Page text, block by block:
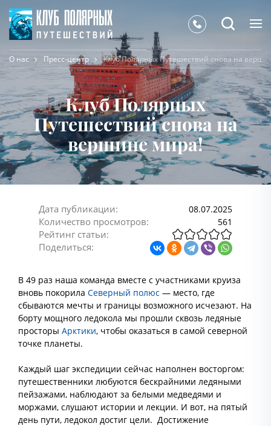
О нас Пресс-центр Клуб Полярных Путешествий снова на
Клуб Полярных
Путешествий снова на
вершине мира!
Дата публикации: 08.07.2025
Количество просмотров: 561
Рейтинг статьи:
Поделиться:
В 49 раз наша команда вместе с участниками круиза
вновь покорила Северный полюс — место, где
сбываются мечты и границы возможного исчезают. На
борту мощного ледокола мы прошли сквозь ледяные
просторы Арктики, чтобы оказаться в самой северной
точке планеты.
Каждый шаг экспедиции сейчас наполнен восторгом:
путешественники любуются бескрайними ледяными
пейзажами, наблюдают за белыми медведями и
моржами, слушают истории и лекции. И вот, на пятый
день пути, ледокол достиг цели. Достижение